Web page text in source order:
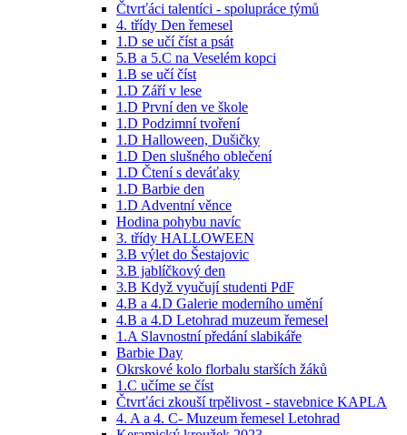
Čtvrťáci talentíci - spolupráce týmů
4. třídy Den řemesel
1.D se učí číst a psát
5.B a 5.C na Veselém kopci
1.B se učí číst
1.D Září v lese
1.D První den ve škole
1.D Podzimní tvoření
1.D Halloween, Dušičky
1.D Den slušného oblečení
1.D Čtení s deváťaky
1.D Barbie den
1.D Adventní věnce
Hodina pohybu navíc
3. třídy HALLOWEEN
3.B výlet do Šestajovic
3.B jablíčkový den
3.B Když vyučují studenti PdF
4.B a 4.D Galerie moderního umění
4.B a 4.D Letohrad muzeum řemesel
1.A Slavnostní předání slabikáře
Barbie Day
Okrskové kolo florbalu starších žáků
1.C učíme se číst
Čtvrťáci zkouší trpělivost - stavebnice KAPLA
4. A a 4. C- Muzeum řemesel Letohrad